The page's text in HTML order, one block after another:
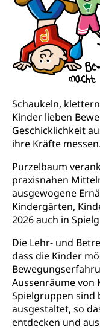
Schaukeln,
Kinder lieben
Geschicklichkeit
ihre Kräfte messen.
Purzelbaum
praxisnahen
ausgewogene
Kindergärten,
2026 auch in
Die Lehr- und
dass die Kinder
Aussenräume von
Spielgruppen sind
ausgestaltet, so
entdecken und
Prävention
Suchtprävention,
Tabakprävention,
Kantonales
Soziale
Sozialhilfe
Soziales
Sucht und